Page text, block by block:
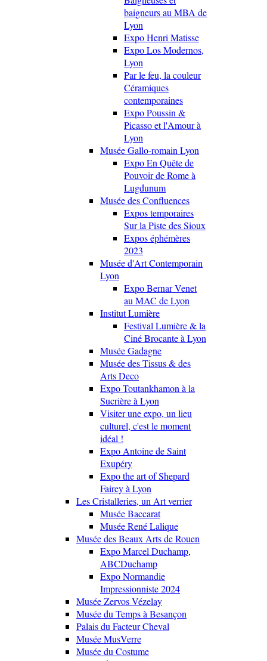
baigneurs au MBA de
Lyon
Expo Henri Matisse
Expo Los Modernos,
Lyon
Par le feu, la couleur
Céramiques
contemporaines
Expo Poussin &
Picasso et l'Amour à
Lyon
Musée Gallo-romain Lyon
Expo En Quête de
Pouvoir de Rome à
Lugdunum
Musée des Confluences
Expos temporaires
Sur la Piste des Sioux
Expos éphémères
2023
Musée d'Art Contemporain
Lyon
Expo Bernar Venet
au MAC de Lyon
Institut Lumière
Festival Lumière & la
Ciné Brocante à Lyon
Musée Gadagne
Musée des Tissus & des
Arts Deco
Expo Toutankhamon à la
Sucrière à Lyon
Visiter une expo, un lieu
culturel, c'est le moment
idéal !
Expo Antoine de Saint
Exupéry
Expo the art of Shepard
Fairey à Lyon
Les Cristalleries, un Art verrier
Musée Baccarat
Musée René Lalique
Musée des Beaux Arts de Rouen
Expo Marcel Duchamp,
ABCDuchamp
Expo Normandie
Impressionniste 2024
Musée Zervos Vézelay
Musée du Temps à Besançon
Palais du Facteur Cheval
Musée MusVerre
Musée du Costume